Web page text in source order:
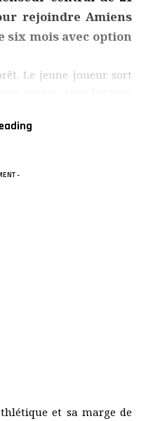
rejoindre Amiens
six mois avec option
Le jeune joueur sort
nouveau challenge en
-
et sa marge de